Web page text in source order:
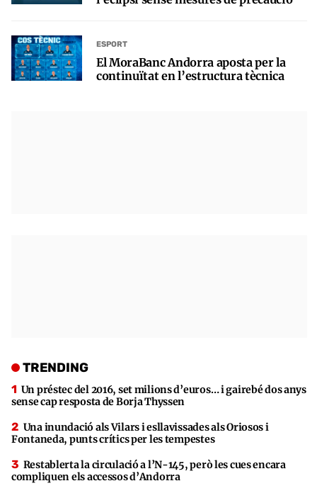
ESPORT
El MoraBanc Andorra aposta per la
continuïtat en l’estructura tècnica
TRENDING
Un préstec del 2016, set milions d’euros… i gairebé dos anys
sense cap resposta de Borja Thyssen
Una inundació als Vilars i esllavissades als Oriosos i
Fontaneda, punts crítics per les tempestes
Restablerta la circulació a l’N-145, però les cues encara
compliquen els accessos d’Andorra